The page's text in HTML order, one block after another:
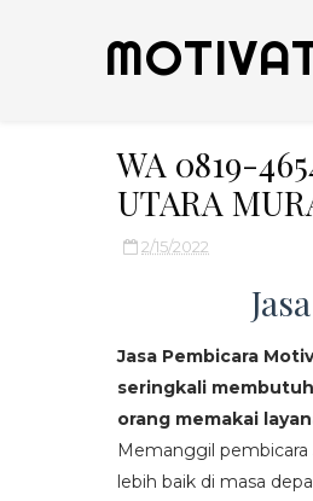
WA 0819-
UTARA
2/15/2022
Jasa Pembicara
seringkali
orang memakai
Memanggil
lebih baik di masa